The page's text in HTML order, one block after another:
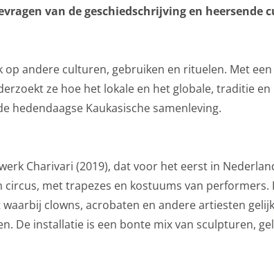
van de geschiedschrijving en heersende
op andere culturen, gebruiken en rituelen. Met een
ze hoe het lokale en het globale, traditie en
hedendaagse Kaukasische samenleving.
Charivari (2019), dat voor het eerst in
circus, met trapezes en kostuums van performers.
clowns, acrobaten en andere artiesten
De installatie is een bonte mix van sculpturen,
we kennis op. Deze informatie gebruiken we
(web) of apparaatidentificatoren (apps), gerelateerd
om je aanbiedingen te sturen waar je ook écht
je op de website bekijkt of op jouw persoonlijke
Facebook en Instagram, zodat je filmpjes
media. Maakt opslag mogelijk, zoals cookies
gerelateerd aan reclame.